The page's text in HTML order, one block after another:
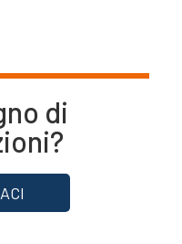
di